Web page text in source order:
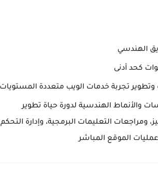
والأنماط الهندسية لدورة حياة تطوير
ومراجعات التعليمات البرمجية، وإدارة التحكم
الموقع المباشر